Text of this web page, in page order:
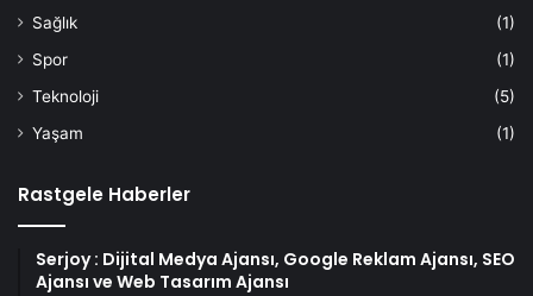
Sağlık
(1)
Spor
(1)
Teknoloji
(5)
Yaşam
(1)
Rastgele Haberler
Serjoy : Dijital Medya Ajansı, Google Reklam Ajansı, SEO
Ajansı ve Web Tasarım Ajansı